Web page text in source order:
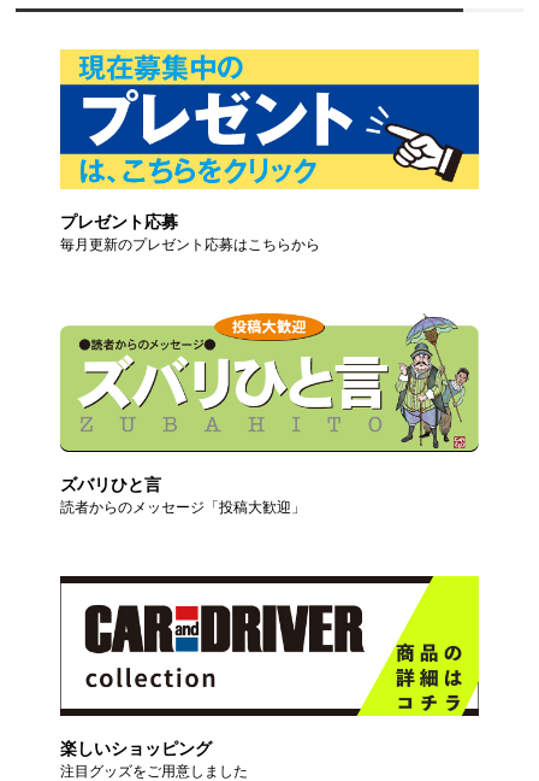
プレゼント応募
毎月更新のプレゼント応募はこちらから
ズバリひと言
読者からのメッセージ「投稿大歓迎」
楽しいショッピング
注目グッズをご用意しました